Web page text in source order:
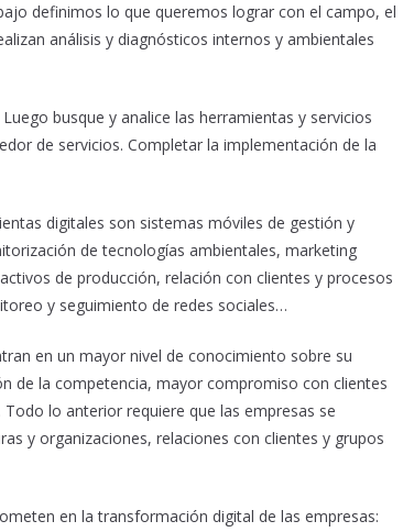
definimos lo que queremos lograr con el campo, el
análisis y diagnósticos internos y ambientales
busque y analice las herramientas y servicios
de servicios. Completar la implementación de la
digitales son sistemas móviles de gestión y
de tecnologías ambientales, marketing
de producción, relación con clientes y procesos
y seguimiento de redes sociales…
en un mayor nivel de conocimiento sobre su
de la competencia, mayor compromiso con clientes
lo anterior requiere que las empresas se
y organizaciones, relaciones con clientes y grupos
en la transformación digital de las empresas: